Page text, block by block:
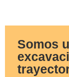
Somos